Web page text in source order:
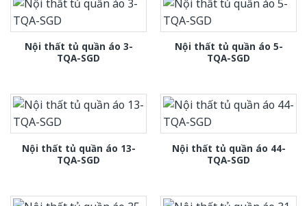
Nội thất tủ quần áo 3-
TQA-SGD
Nội thất tủ quần áo 5-
TQA-SGD
Nội thất tủ quần áo 13-
TQA-SGD
Nội thất tủ quần áo 44-
TQA-SGD